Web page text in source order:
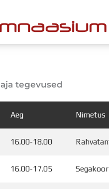
tegevused
Aeg Nimetus
16.00-18.00
16.00-17.05 Segakoor